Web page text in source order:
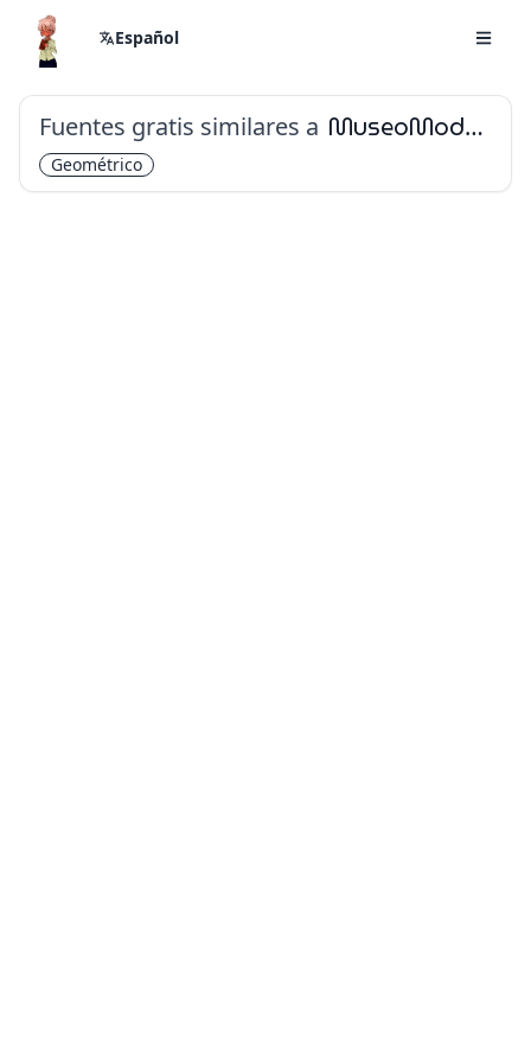
Español
Fuentes gratis similares a MuseoModerno
Geométrico